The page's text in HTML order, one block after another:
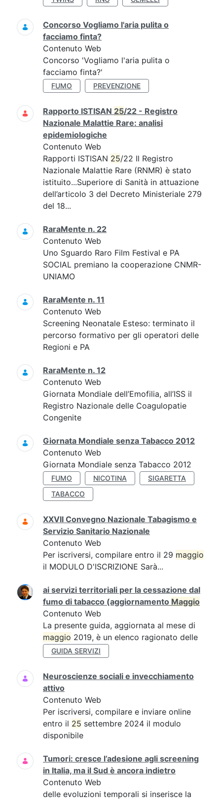
Concorso Vogliamo l'aria pulita o
facciamo finta?
Contenuto Web
Concorso 'Vogliamo l'aria pulita o
facciamo finta?'
FUMO PREVENZIONE
Rapporto ISTISAN 25/22 - Registro
Nazionale Malattie Rare: analisi
epidemiologiche
Contenuto Web
Rapporti ISTISAN 25/22 Il Registro
Nazionale Malattie Rare (RNMR) è stato
istituito...Superiore di Sanità in attuazione
dell’articolo 3 del Decreto Ministeriale 279
del 18...
RaraMente n. 22
Contenuto Web
Uno Sguardo Raro Film Festival e PA
SOCIAL premiano la cooperazione CNMR-
UNIAMO
RaraMente n. 11
Contenuto Web
Screening Neonatale Esteso: terminato il
percorso formativo per gli operatori delle
Regioni e PA
RaraMente n. 12
Contenuto Web
Giornata Mondiale dell’Emofilia, all’ISS il
Registro Nazionale delle Coagulopatie
Congenite
Giornata Mondiale senza Tabacco 2012
Contenuto Web
Giornata Mondiale senza Tabacco 2012
FUMO NICOTINA
SIGARETTA
TABACCO
XXVII Convegno Nazionale Tabagismo e
Servizio Sanitario Nazionale
Contenuto Web
Per iscriversi, compilare entro il 29 maggio
il MODULO D'ISCRIZIONE Sarà...
ai servizi territoriali per la cessazione dal
fumo di tabacco (aggiornamento Maggio
Contenuto Web
La presente guida, aggiornata al mese di
maggio 2019, è un elenco ragionato delle
GUIDA SERVIZI
Neuroscienze sociali e invecchiamento
attivo
Contenuto Web
Per iscriversi, compilare e inviare online
entro il 25 settembre 2024 il modulo
disponibile
Tumori: cresce l’adesione agli screening
in Italia, ma il Sud è ancora indietro
Contenuto Web
delle evoluzioni temporali si inserisce la